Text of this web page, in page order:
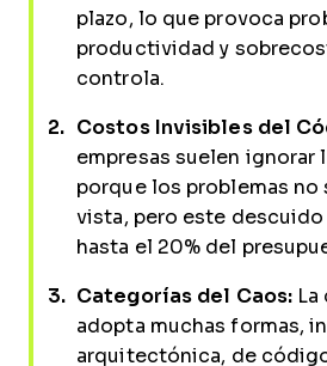
plazo, lo que provoca
productividad y
controla.
Costos Invisibles del
empresas suelen ignorar
porque los problemas no
vista, pero este
hasta el 20% del
Categorías del Caos:
adopta muchas formas,
arquitectónica, de